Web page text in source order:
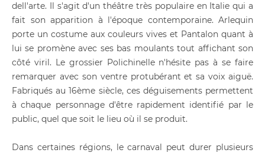
dell'arte. Il s'agit d'un théâtre très populaire en Italie qui a
fait son apparition à l'époque contemporaine. Arlequin
porte un costume aux couleurs vives et Pantalon quant à
lui se promène avec ses bas moulants tout affichant son
côté viril. Le grossier Polichinelle n'hésite pas à se faire
remarquer avec son ventre protubérant et sa voix aiguë.
Fabriqués au 16ème siècle, ces déguisements permettent
à chaque personnage d'être rapidement identifié par le
public, quel que soit le lieu où il se produit.
Dans certaines régions, le carnaval peut durer plusieurs